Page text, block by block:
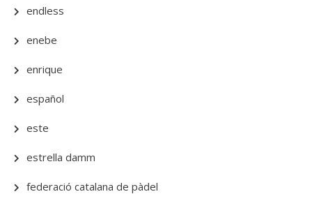
endless
enebe
enrique
español
este
estrella damm
federació catalana de pàdel